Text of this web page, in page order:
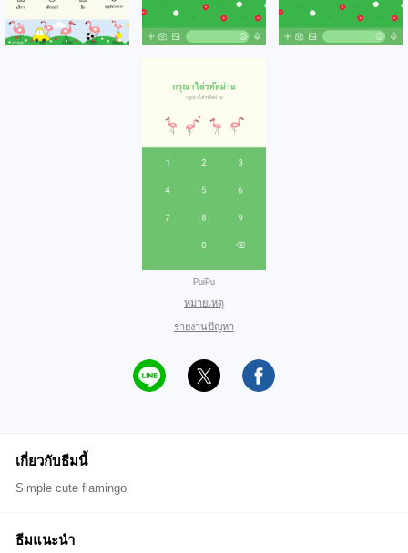
PuiPu
หมายเหตุ
รายงานปัญหา
เกี่ยวกับธีมนี้
Simple cute flamingo
ธีมแนะนำ